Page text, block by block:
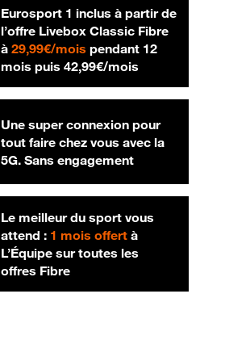
Eurosport 1 inclus à partir de
l’offre Livebox Classic Fibre
à 29,99€/mois29,99 € par mois
pendant 12
mois puis 42,99€/mois42,99 € par
Une super connexion pour
tout faire chez vous avec la
5G. Sans engagement
Le meilleur du sport vous
attend : 1 mois offertà
L’Équipe sur toutes les
offres Fibre